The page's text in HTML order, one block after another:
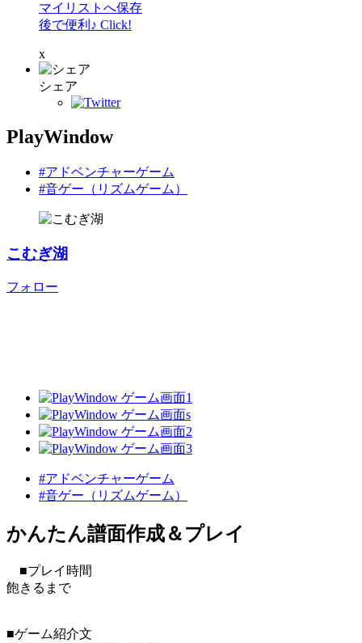
マイリストへ保存
後で便利♪ Click!
x
シェア
PlayWindow
#アドベンチャーゲーム
#音ゲー（リズムゲーム）
こむぎ湖
フォロー
#アドベンチャーゲーム
#音ゲー（リズムゲーム）
かんたん譜面作成＆プレイ
■プレイ時間
飽きるまで
■ゲーム紹介文